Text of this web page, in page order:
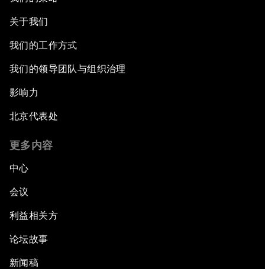
关于我们
我们的工作方式
我们的领导团队与组织治理
影响力
北京代表处
更多内容
中心
会议
利益相关方
论坛故事
新闻稿